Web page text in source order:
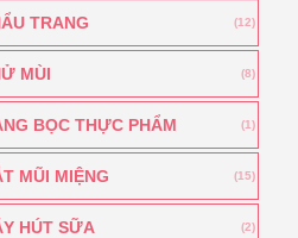
TRANG (12)
MÙI (8)
BỌC THỰC PHẨM (1)
MŨI MIỆNG (15)
HÚT SỮA (2)